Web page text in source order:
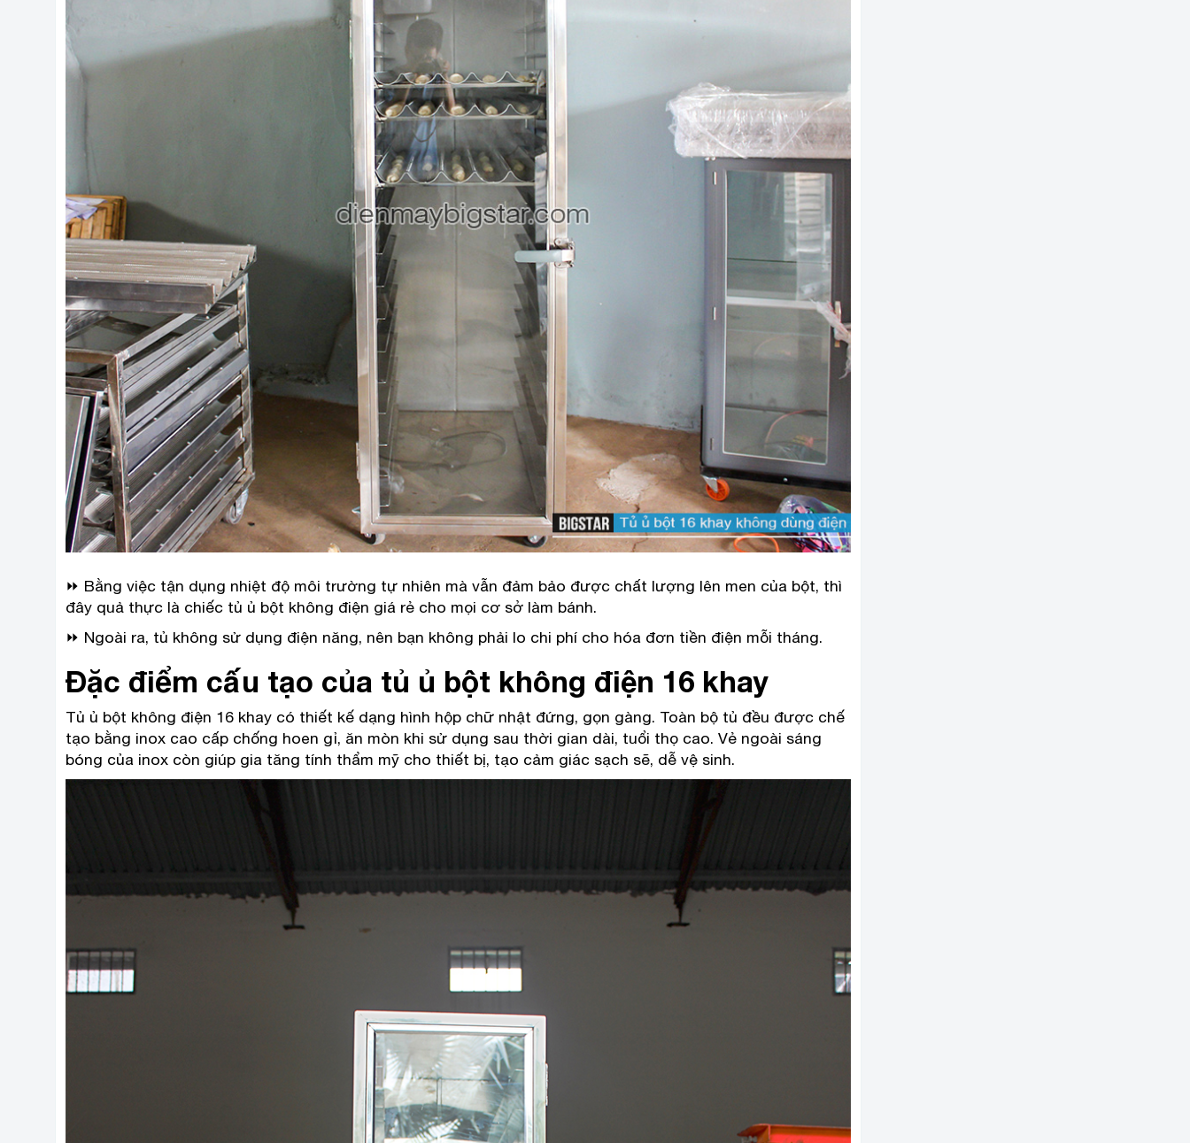
⏩ Bằng việc tận dụng nhiệt độ môi trường tự nhiên mà vẫn đảm bảo được chất lượng lên men của bột, thì
đây quả thực là chiếc tủ ủ bột không điện giá rẻ cho mọi cơ sở làm bánh.
⏩ Ngoài ra, tủ không sử dụng điện năng, nên bạn không phải lo chi phí cho hóa đơn tiền điện mỗi tháng.
Đặc điểm cấu tạo của tủ ủ bột không điện 16 khay
Tủ ủ bột không điện 16 khay có thiết kế dạng hình hộp chữ nhật đứng, gọn gàng. Toàn bộ tủ đều được chế
tạo bằng inox cao cấp chống hoen gỉ, ăn mòn khi sử dụng sau thời gian dài, tuổi thọ cao. Vẻ ngoài sáng
bóng của inox còn giúp gia tăng tính thẩm mỹ cho thiết bị, tạo cảm giác sạch sẽ, dễ vệ sinh.